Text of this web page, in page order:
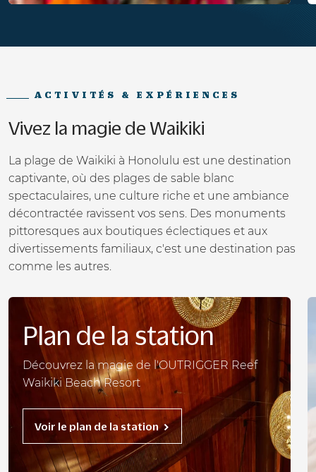
ACTIVITÉS & EXPÉRIENCES
Vivez la magie de Waikiki
La plage de Waikiki à Honolulu est une destination
captivante, où des plages de sable blanc
spectaculaires, une culture riche et une ambiance
décontractée ravissent vos sens. Des monuments
pittoresques aux boutiques éclectiques et aux
divertissements familiaux, c'est une destination pas
comme les autres.
Plan de la station
Découvrez la magie de l'OUTRIGGER Reef
Waikiki Beach Resort
Voir le plan de la station